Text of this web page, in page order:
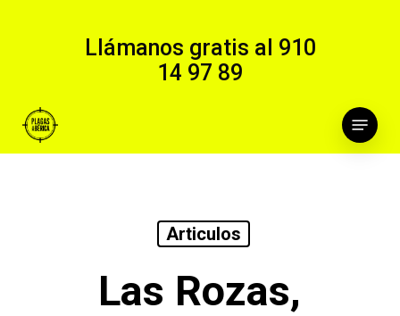
Llámanos gratis al 910
14 97 89
Menu
Articulos
Las Rozas,